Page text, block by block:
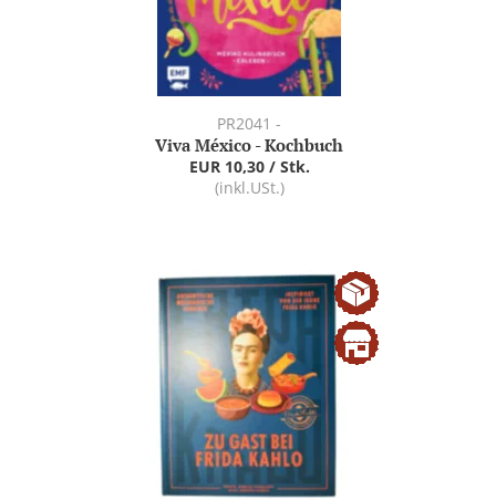
PR2041 -
Viva México - Kochbuch
EUR 10,30 / Stk.
(inkl.USt.)